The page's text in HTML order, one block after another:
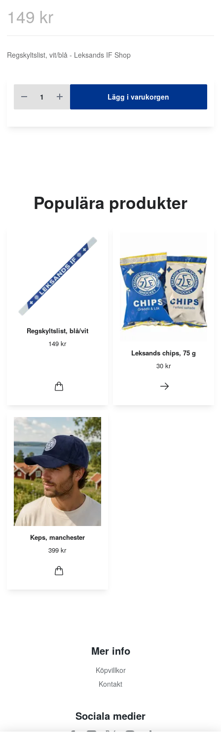
149 kr
Regskyltslist, vit/blå - Leksands IF Shop
Lägg i varukorgen
Populära produkter
Regskyltslist, blå/vit
149 kr
Leksands chips, 75 g
30 kr
Keps, manchester
399 kr
Mer info
Köpvillkor
Kontakt
Sociala medier